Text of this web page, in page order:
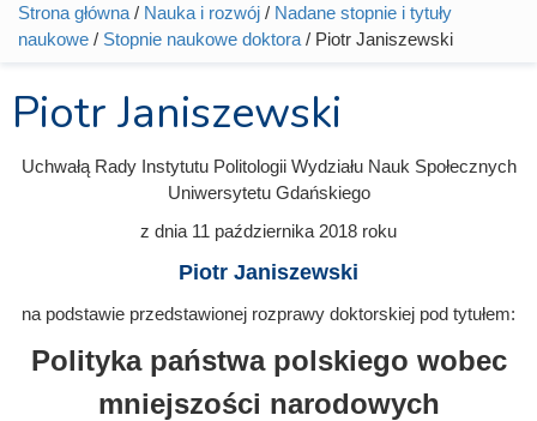
Jesteś tutaj
Strona główna / Nauka i rozwój / Nadane stopnie i tytuły
naukowe / Stopnie naukowe doktora / Piotr Janiszewski
Piotr Janiszewski
Uchwałą Rady Instytutu Politologii Wydziału Nauk Społecznych
Uniwersytetu Gdańskiego
z dnia 11 października 2018 roku
Piotr Janiszewski
na podstawie przedstawionej rozprawy doktorskiej pod tytułem:
Polityka państwa polskiego wobec
mniejszości narodowych